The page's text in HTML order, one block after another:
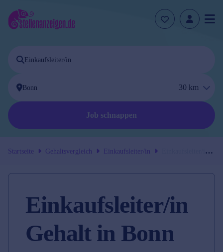
30 km
Job schnappen
Startseite Gehaltsvergleich Einkaufsleiter/in
Einkaufsleiter/in
Einkaufsleiter/in
Gehalt in Bonn